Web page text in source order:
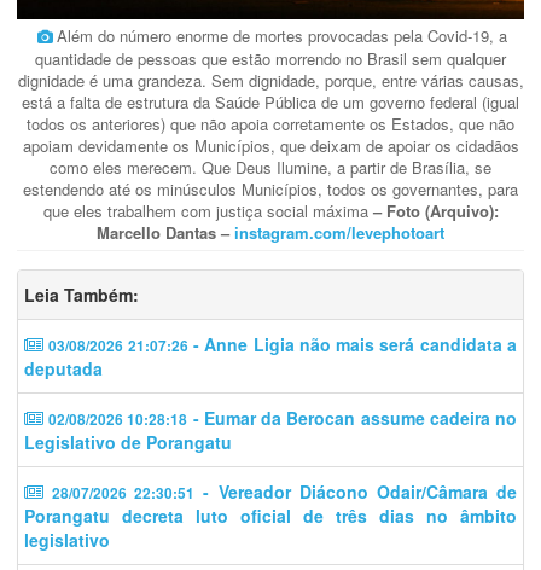
Além do número enorme de mortes provocadas pela Covid-19, a
quantidade de pessoas que estão morrendo no Brasil sem qualquer
dignidade é uma grandeza. Sem dignidade, porque, entre várias causas,
está a falta de estrutura da Saúde Pública de um governo federal (igual
todos os anteriores) que não apoia corretamente os Estados, que não
apoiam devidamente os Municípios, que deixam de apoiar os cidadãos
como eles merecem. Que Deus Ilumine, a partir de Brasília, se
estendendo até os minúsculos Municípios, todos os governantes, para
que eles trabalhem com justiça social máxima – Foto (Arquivo):
Marcello Dantas –instagram.com/levephotoart
Leia Também:
03/08/2026 21:07:26 - Anne Ligia não mais será candidata a
deputada
02/08/2026 10:28:18 - Eumar da Berocan assume cadeira no
Legislativo de Porangatu
28/07/2026 22:30:51 - Vereador Diácono Odair/Câmara de
Porangatu decreta luto oficial de três dias no âmbito
legislativo